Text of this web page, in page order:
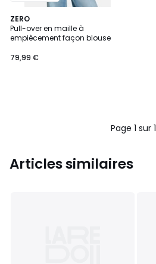
ZERO
Pull-over en maille à
empiècement façon blouse
79,99 €
Page 1 sur 1
Articles similaires